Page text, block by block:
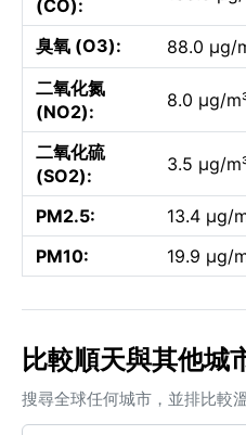
(CO):
臭氧 (O3):
88.0 µg/
二氧化氮
(NO2):
8.0 µg/
二氧化硫
(SO2):
3.5 µg/
PM2.5:
13.4 µg/
PM10:
19.9 µg/
比較順天與其他城
搜尋全球任何城市，並排比較